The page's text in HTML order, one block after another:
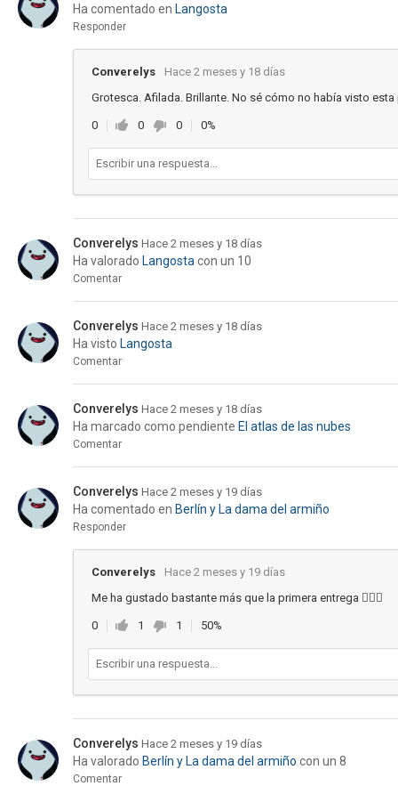
Ha comentado en Langosta
Responder
Converelys
Hace 2 meses y 18 días
Grotesca. Afilada. Brillante. No sé cómo no había visto esta
0 0 0 0%
Converelys Hace 2 meses y 18 días
Ha valorado Langosta con un 10
Comentar
Converelys Hace 2 meses y 18 días
Ha visto Langosta
Comentar
Converelys Hace 2 meses y 18 días
Ha marcado como pendiente El atlas de las nubes
Comentar
Converelys Hace 2 meses y 19 días
Ha comentado en Berlín y La dama del armiño
Responder
Converelys
Hace 2 meses y 19 días
Me ha gustado bastante más que la primera entrega 🙋🏻‍♀️
0 1 1 50%
Converelys Hace 2 meses y 19 días
Ha valorado Berlín y La dama del armiño con un 8
Comentar